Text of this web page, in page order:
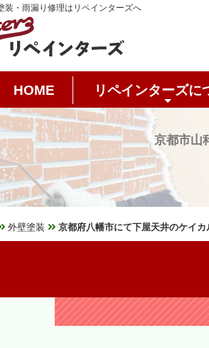
装・雨漏り修理はリペインターズへ
HOME リペインターズに
京都市山
外壁塗装 京都府八幡市にて下屋天井のケイカ